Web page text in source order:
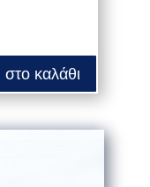
καλάθι